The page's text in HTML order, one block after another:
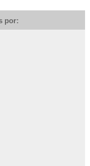
por: